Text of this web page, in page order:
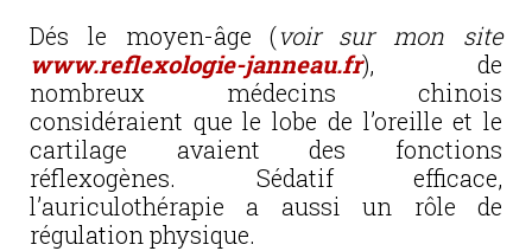
Dés le moyen-âge (voir sur mon site
www.reflexologie-janneau.fr), de
nombreux médecins chinois
considéraient que le lobe de l’oreille et le
cartilage avaient des fonctions
réflexogènes. Sédatif efficace,
l’auriculothérapie a aussi un rôle de
régulation physique.